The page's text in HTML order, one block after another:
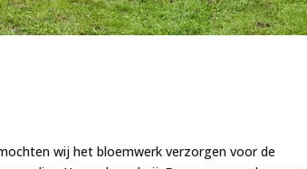
wij het bloemwerk verzorgen voor de